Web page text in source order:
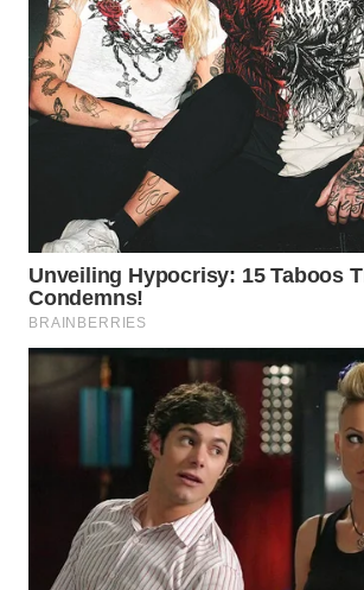
ADVOKAT
WAHANA
INFRASTRUKTUR
WAHANA
LISTRIK
TRAVEL
WAHANANEWS
ID